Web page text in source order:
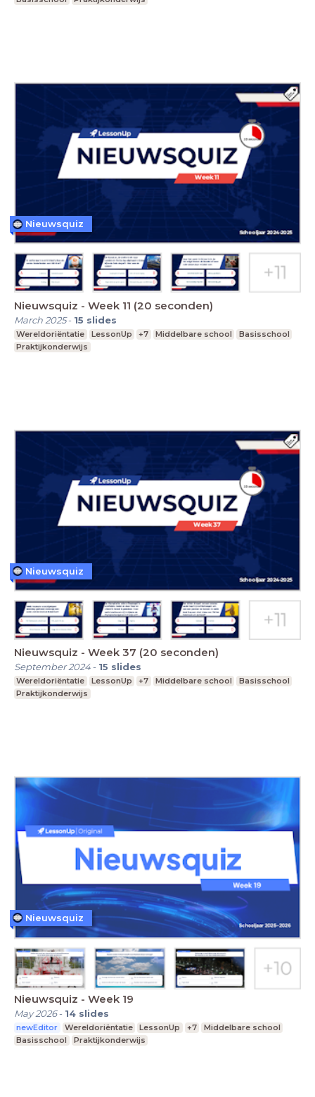
Nieuwsquiz - Week 11 (20 seconden)
March 2025- 15 slides
Wereldoriëntatie LessonUp +7 Middelbare school
Basisschool
Praktijkonderwijs
Nieuwsquiz
Nieuwsquiz - Week 37 (20 seconden)
September 2024- 15 slides
Wereldoriëntatie LessonUp +7 Middelbare school
Basisschool
Praktijkonderwijs
Nieuwsquiz
Nieuwsquiz - Week 19
May 2026- 14 slides
newEditor Wereldoriëntatie LessonUp +7
Middelbare school
Basisschool
Praktijkonderwijs
Nieuwsquiz